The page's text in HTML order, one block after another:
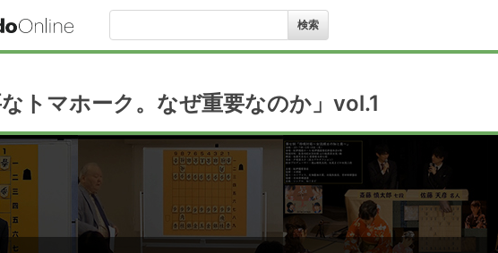
トマホーク。なぜ重要なのか」vol.1